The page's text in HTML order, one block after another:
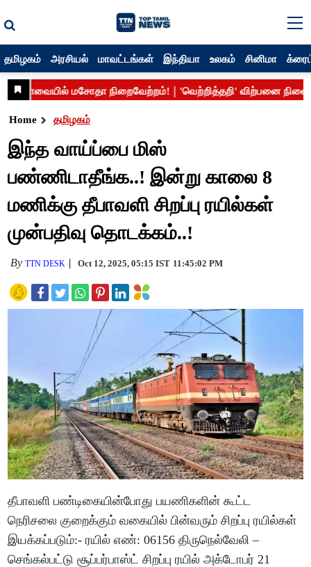
தமிழகம் அரசியல் மாவட்டங்கள் இந்தியா உலகம் சினிமா
Home தமிழகம்
இந்த வாய்ப்பை மிஸ்
பண்ணிடாதீங்க..! இன்று காலை 8
மணிக்கு தீபாவளி சிறப்பு ரயில்கள்
முன்பதிவு தொடக்கம்..!
ByTTN DESK Oct 12, 2025, 05:15 IST 11:45:02 PM
தீபாவளி பண்டிகையின்போது பயணிகளின் கூட்ட
நெரிசலை குறைக்கும் வகையில் பின்வரும் சிறப்பு ரயில்கள்
இயக்கப்படும்:- ரயில் எண்: 06156 திருநெல்வேலி –
செங்கல்பட்டு சூப்பர்பாஸ்ட் சிறப்பு ரயில் அக்டோபர் 21